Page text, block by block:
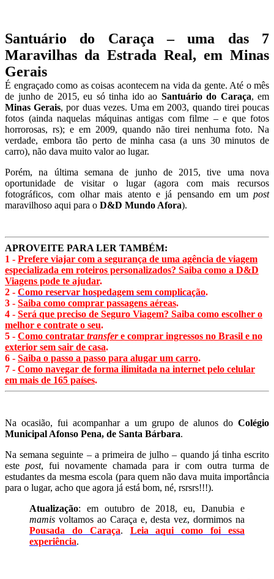
Santuário do Caraça – uma das 7
Maravilhas da Estrada Real, em Minas
Gerais
É engraçado como as coisas acontecem na vida da gente. Até o mês
de junho de 2015, eu só tinha ido ao Santuário do Caraça, em
Minas Gerais, por duas vezes. Uma em 2003, quando tirei poucas
fotos (ainda naquelas máquinas antigas com filme – e que fotos
horrorosas, rs); e em 2009, quando não tirei nenhuma foto. Na
verdade, embora tão perto de minha casa (a uns 30 minutos de
carro), não dava muito valor ao lugar.
Porém, na última semana de junho de 2015, tive uma nova
oportunidade de visitar o lugar (agora com mais recursos
fotográficos, com olhar mais atento e já pensando em um post
maravilhoso aqui para o D&D Mundo Afora).
APROVEITE PARA LER TAMBÉM:
1 - Prefere viajar com a segurança de uma agência de viagem
especializada em roteiros personalizados? Saiba como a D&D
Viagens pode te ajudar.
2 - Como reservar hospedagem sem complicação.
3 - Saiba como comprar passagens aéreas.
4 - Será que preciso de Seguro Viagem? Saiba como escolher o
melhor e contrate o seu.
5 - Como contratar transfere comprar ingressos no Brasil e no
exterior sem sair de casa.
6 - Saiba o passo a passo para alugar um carro.
7 - Como navegar de forma ilimitada na internet pelo celular
em mais de 165 países.
Na ocasião, fui acompanhar a um grupo de alunos do Colégio
Municipal Afonso Pena, de Santa Bárbara.
Na semana seguinte – a primeira de julho – quando já tinha escrito
este post, fui novamente chamada para ir com outra turma de
estudantes da mesma escola (para quem não dava muita importância
para o lugar, acho que agora já está bom, né, rsrsrs!!!).
Atualização: em outubro de 2018, eu, Danubia e
mamis voltamos ao Caraça e, desta vez, dormimos na
Pousada do Caraça. Leia aqui como foi essa
experiência.